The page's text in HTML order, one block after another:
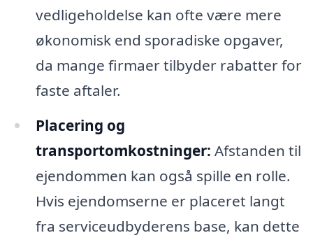
vedligeholdelse kan ofte være mere
økonomisk end sporadiske opgaver,
da mange firmaer tilbyder rabatter for
faste aftaler.
Placering og
transportomkostninger: Afstanden til
ejendommen kan også spille en rolle.
Hvis ejendomserne er placeret langt
fra serviceudbyderens base, kan dette